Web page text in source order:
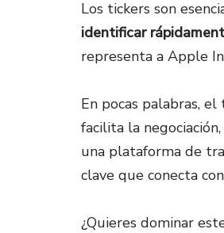
Los tickers son
identificar
representa a Apple
En pocas palabras,
facilita la
una plataforma de
clave que conecta
¿Quieres dominar